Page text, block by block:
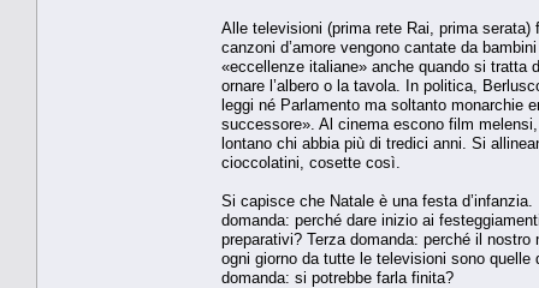
Alle televisioni (prima rete Rai, prima
canzoni d’amore vengono cantate da
«eccellenze italiane» anche quando si tratta
ornare l’albero o la tavola. In politica,
leggi né Parlamento ma soltanto monarchie
successore». Al cinema escono film
lontano chi abbia più di tredici anni. Si
cioccolatini, cosette così.
Si capisce che Natale è una festa
domanda: perché dare inizio ai
preparativi? Terza domanda: perché il
ogni giorno da tutte le televisioni sono
domanda: si potrebbe farla finita?